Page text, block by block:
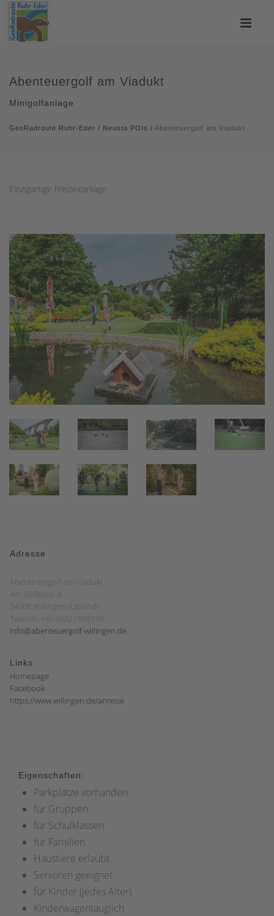
Abenteuergolf am Viadukt
Minigolfanlage
GeoRadroute Ruhr-Eder / Neusta POIs / Abenteuergolf am Viadukt
Einzigartige Freizeitanlage
Adresse
Abenteuergolf am Viadukt
Am Golfplatz 4
34508 Willingen (Upland)
Telefon: +49 5632 / 968190
info@abenteuergolf-willingen.de
Links
Homepage
Facebook
https://www.willingen.de/anreise
Eigenschaften:
Parkplätze vorhanden
für Gruppen
für Schulklassen
für Familien
Haustiere erlaubt
Senioren geeignet
für Kinder (jedes Alter)
Kinderwagentauglich